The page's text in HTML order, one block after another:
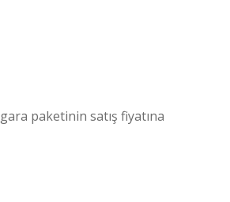
paketinin satış fiyatına